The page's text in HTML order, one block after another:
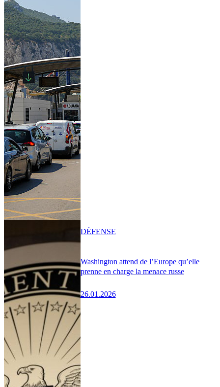
Washington attend de l’Europe qu’elle
prenne en charge la menace russe
26.01.2026
DÉFENSE